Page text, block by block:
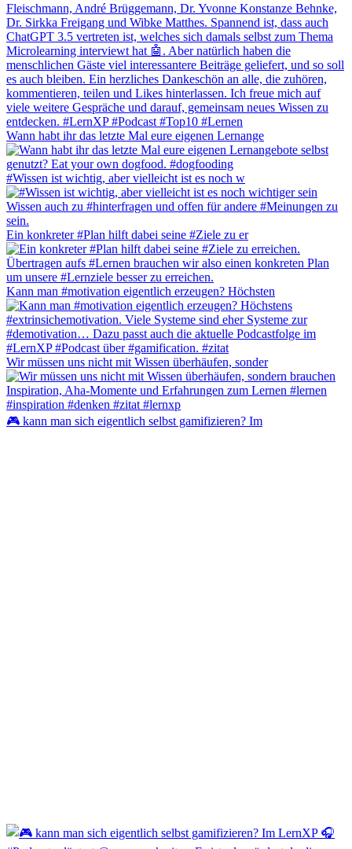
Wann habt ihr das letzte Mal eure eigenen Lernange
#Wissen ist wichtig, aber vielleicht ist es noch w
Ein konkreter #Plan hilft dabei seine #Ziele zu er
Kann man #motivation eigentlich erzeugen? Höchsten
Wir müssen uns nicht mit Wissen überhäufen, sonder
🎮 kann man sich eigentlich selbst gamifizieren? Im